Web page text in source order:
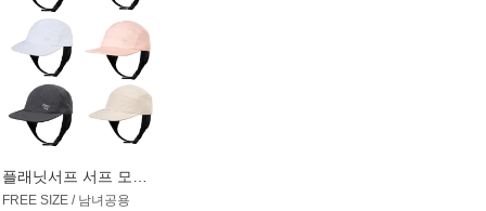
플래닛서프 서프 모자 UAC007PS
FREE SIZE / 남녀공용